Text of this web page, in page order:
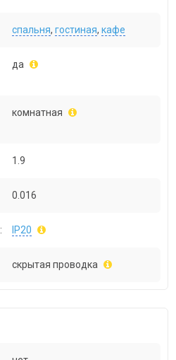
спальня,гостиная,кафе
да
комнатная
1.9
0.016
: IP20
скрытая проводка